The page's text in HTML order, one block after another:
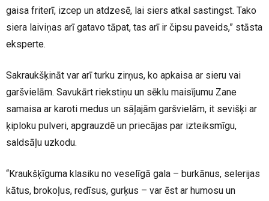
gaisa friterī, izcep un atdzesē, lai siers atkal sastingst. Tako
siera laiviņas arī gatavo tāpat, tas arī ir čipsu paveids,” stāsta
eksperte.
Sakraukšķināt var arī turku zirņus, ko apkaisa ar sieru vai
garšvielām. Savukārt riekstiņu un sēklu maisījumu Zane
samaisa ar karoti medus un sāļajām garšvielām, it sevišķi ar
ķiploku pulveri, apgrauzdē un priecājas par izteiksmīgu,
saldsāļu uzkodu.
“Kraukšķīguma klasiku no veselīgā gala – burkānus, selerijas
kātus, brokoļus, redīsus, gurķus – var ēst ar humosu un